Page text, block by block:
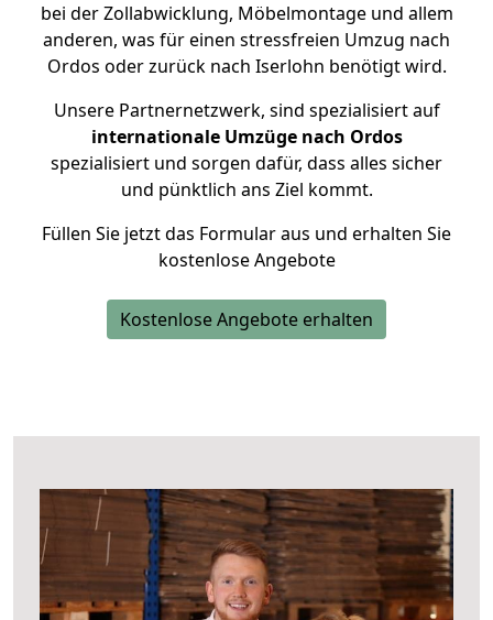
bei der Zollabwicklung, Möbelmontage und allem
anderen, was für einen stressfreien Umzug nach
Ordos oder zurück nach Iserlohn benötigt wird.
Unsere Partnernetzwerk, sind spezialisiert auf
internationale Umzüge nach Ordos
spezialisiert und sorgen dafür, dass alles sicher
und pünktlich ans Ziel kommt.
Füllen Sie jetzt das Formular aus und erhalten Sie
kostenlose Angebote
Kostenlose Angebote erhalten